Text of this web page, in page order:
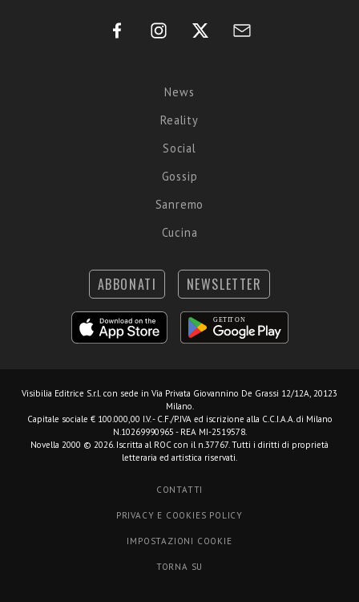
News
Reality
Social
Gossip
Sanremo
Cucina
ABBONATI NEWSLETTER
Visibilia Editrice S.r.l. con sede in Via Privata Giovannino De Grassi 12/12A, 20123
Milano.
Capitale sociale € 100.000,00 I.V. - C.F./P.IVA ed iscrizione alla C.C.I.A.A. di Milano
N.10269990965 - REA MI-2519578.
Novella 2000 © 2026. Iscritta al ROC con il n.37767. Tutti i diritti di proprietà
letteraria ed artistica riservati.
CONTATTI
PRIVACY E COOKIES POLICY
IMPOSTAZIONI COOKIE
TORNA SU